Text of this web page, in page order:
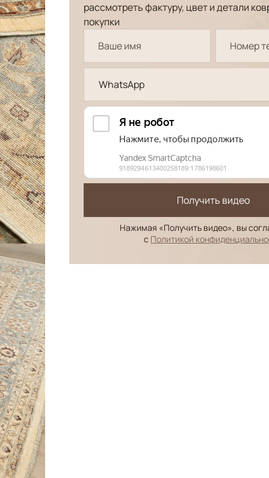
рассмотреть фактуру, цвет и детали
покупки
WhatsApp
Получить видео
Нажимая «Получить видео», вы
с Политикой